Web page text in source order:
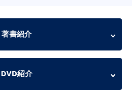
著書紹介
DVD紹介